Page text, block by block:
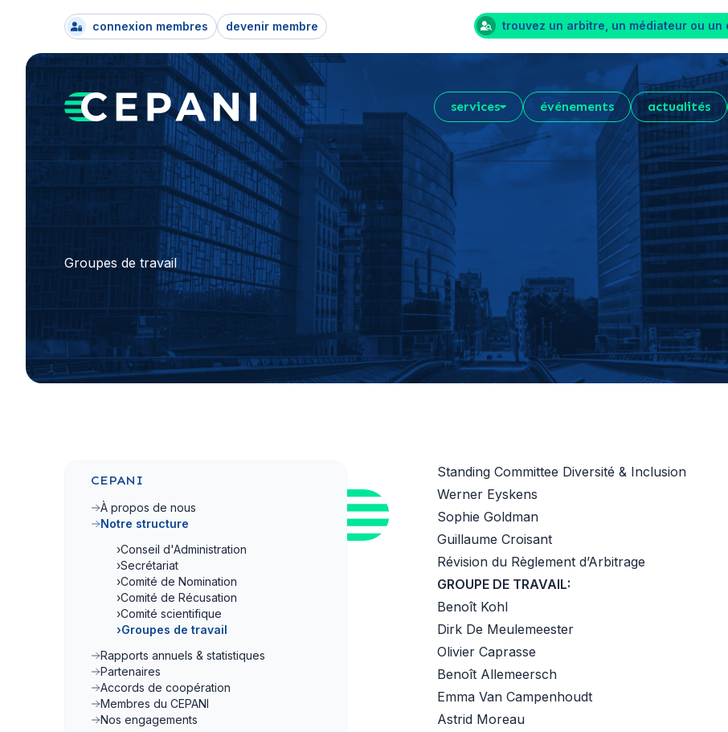
connexion membres devenir membre trouvez un arbitre, un médiateur ou un
services événements actualités
Groupes de travail
CEPANI
À propos de nous
Notre structure
›Conseil d'Administration
›Secrétariat
›Comité de Nomination
›Comité de Récusation
›Comité scientifique
›Groupes de travail
Rapports annuels & statistiques
Partenaires
Accords de coopération
Membres du CEPANI
Nos engagements
Standing Committee Diversité & Inclusion
Werner Eyskens
Sophie Goldman
Guillaume Croisant
Révision du Règlement d’Arbitrage
GROUPE DE TRAVAIL:
Benoît Kohl
Dirk De Meulemeester
Olivier Caprasse
Benoît Allemeersch
Emma Van Campenhoudt
Astrid Moreau